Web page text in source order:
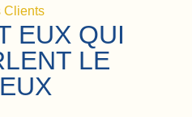
Clients
EUX QUI
LE